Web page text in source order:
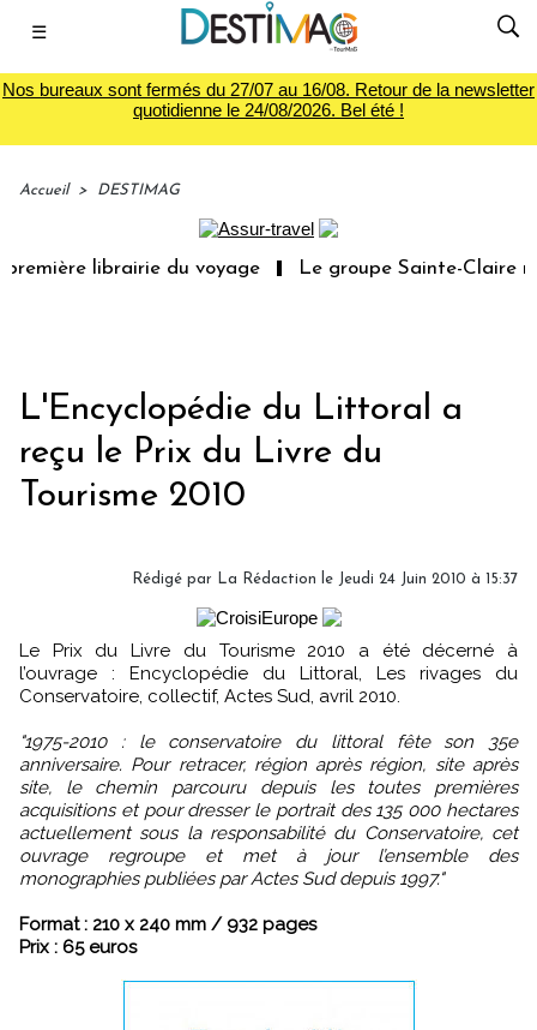
☰
Nos bureaux sont fermés du 27/07 au 16/08. Retour de la newsletter
quotidienne le 24/08/2026. Bel été !
Accueil > DESTIMAG
librairie du voyage Le groupe Sainte-Claire
L'Encyclopédie du Littoral a
reçu le Prix du Livre du
Tourisme 2010
Rédigé par La Rédaction le Jeudi 24 Juin 2010 à 15:37
Le Prix du Livre du Tourisme 2010 a été décerné à
l’ouvrage : Encyclopédie du Littoral, Les rivages du
Conservatoire, collectif, Actes Sud, avril 2010.
"1975-2010 : le conservatoire du littoral fête son 35e
anniversaire. Pour retracer, région après région, site après
site, le chemin parcouru depuis les toutes premières
acquisitions et pour dresser le portrait des 135 000 hectares
actuellement sous la responsabilité du Conservatoire, cet
ouvrage regroupe et met à jour l’ensemble des
monographies publiées par Actes Sud depuis 1997."
Format : 210 x 240 mm / 932 pages
Prix : 65 euros